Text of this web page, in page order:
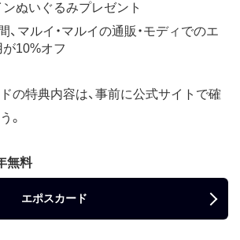
ぬいぐるみプレゼント
、マルイ・マルイの通販・モディでのエ
10%オフ
の特典内容は、事前に公式サイトで確
。
無料
エポスカード